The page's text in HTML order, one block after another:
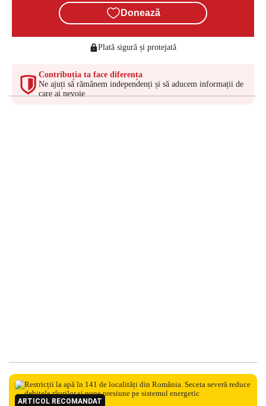
Donează
Plată sigură și protejată
Contribuția ta face diferența
Ne ajuți să rămânem independenți și să aducem informații de
care ai nevoie
ARTICOL RECOMANDAT